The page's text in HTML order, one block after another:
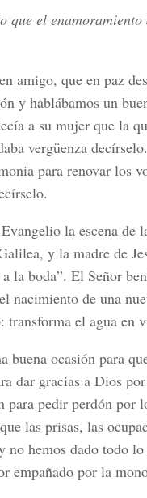
que el
amigo, que en paz
y hablábamos un
a su mujer que la
vergüenza
para renovar los
la escena de
y la madre de
la boda”. El Señor
nacimiento de una
transforma el agua en
buena ocasión para
dar gracias a Dios
para pedir perdón por
las prisas, las
no hemos dado todo
empañado por la